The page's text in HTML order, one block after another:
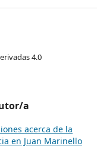
4.0
a
acerca de la
en Juan Marinello